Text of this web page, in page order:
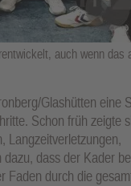
auch wenn das
Glashütten eine
Schon früh zeigte
Langzeitverletzungen,
dass der Kader
Faden durch die